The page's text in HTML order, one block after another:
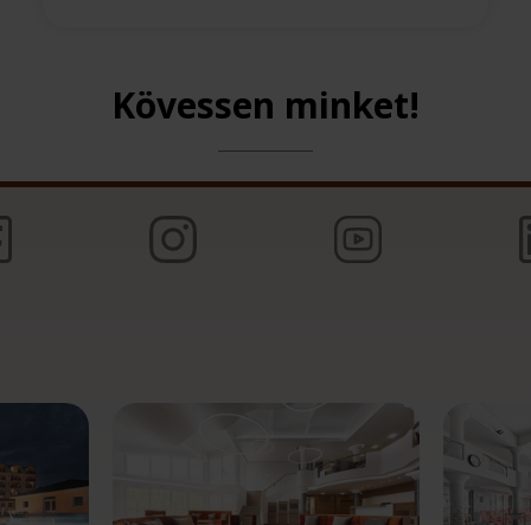
Kövessen minket!